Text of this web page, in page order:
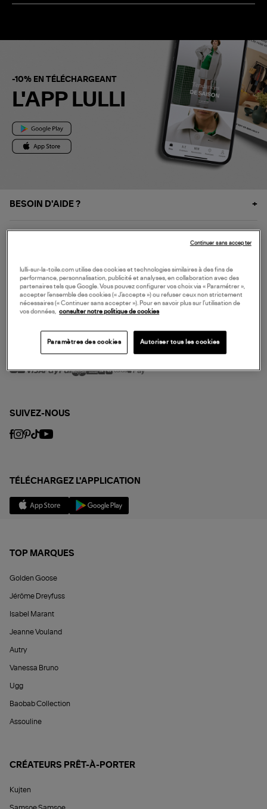
-10% EN TÉLÉCHARGEANT
L'APP LULLI
BESOIN D'AIDE ?
NOS SERVICES
SERVICE CLIENT
MODE DE PAIEMENT
SUIVEZ-NOUS
TÉLÉCHARGEZ L'APPLICATION
TOP MARQUES
Golden Goose
Jérôme Dreyfuss
Isabel Marant
Jeanne Vouland
Autry
Vanessa Bruno
Ugg
Baobab Collection
Assouline
CRÉATEURS PRÊT-À-PORTER
Kujten
lulli-sur-la-toile.com utilise des cookies et technologies similaires à des fins de
performance, personnalisation, publicité et analyses, en collaboration avec des
partenaires tels que Google. Vous pouvez configurer vos choix via « Paramétrer »,
accepter l’ensemble des cookies (« J’accepte ») ou refuser ceux non strictement
nécessaires (« Continuer sans accepter »). Pour en savoir plus sur l’utilisation de
vos données,
consulter notre politique de cookies
Paramètres des cookies Autoriser tous les cookies
Continuer sans accepter